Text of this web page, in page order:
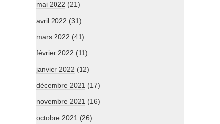
mai 2022 (21)
avril 2022 (31)
mars 2022 (41)
février 2022 (11)
janvier 2022 (12)
décembre 2021 (17)
novembre 2021 (16)
octobre 2021 (26)